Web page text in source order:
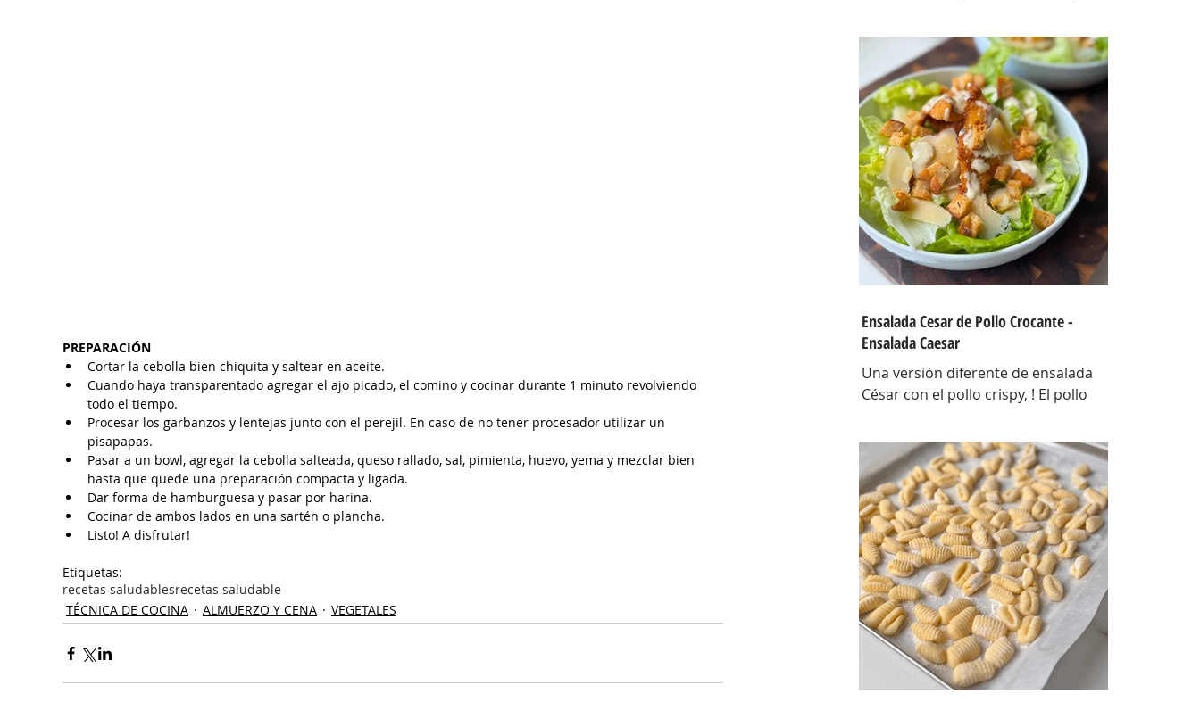
PREPARACIÓN
Cortar la cebolla bien chiquita y saltear en aceite.
Cuando haya transparentado agregar el ajo picado, el comino y cocinar durante 1 minuto revolviendo
todo el tiempo.
Procesar los garbanzos y lentejas junto con el perejil. En caso de no tener procesador utilizar un
pisapapas.
Pasar a un bowl, agregar la cebolla salteada, queso rallado, sal, pimienta, huevo, yema y mezclar bien
hasta que quede una preparación compacta y ligada.
Dar forma de hamburguesa y pasar por harina.
Cocinar de ambos lados en una sartén o plancha.
Listo! A disfrutar!
Etiquetas:
recetas saludablesrecetas saludable
TÉCNICA DE COCINA
ALMUERZO Y CENA VEGETALES
con las papas! INGREDIENTES
Papines hervidos con piel 800 gr,
cebolla salteada 200 gr, diente de ajo
picado 1 u, huevos 6, perejil picado 2
cda, sal c/n, pimienta c/n y queso
feta desmenuzado o queso
mantecoso 100 gr. PREPARACION
Hervir los papines con piel hasta que
estén cocidos. En una sartén com un
poquito de aceite de oliva coloc
Ensalada Cesar de Pollo Crocante -
Ensalada Caesar
Una versión diferente de ensalada
César con el pollo crispy, ! El pollo
para llevarlo al trabajo y picotear a
cualquier hora del día, los croutons
para otras ensaladas y el aderezo
que explota de sabor para levantar
cualquier plato! INGREDIENTES Para
el pollo: pechuga de pollo 2 u,
huevos 2 u, curry , pimienta negra
c/n, sal c/n, pan rallado y semillas de
sesamo Para el aderezo: Mostaza 1
cdta, dientes de ajo 1 u, salsa inglesa
1 cdta, ju